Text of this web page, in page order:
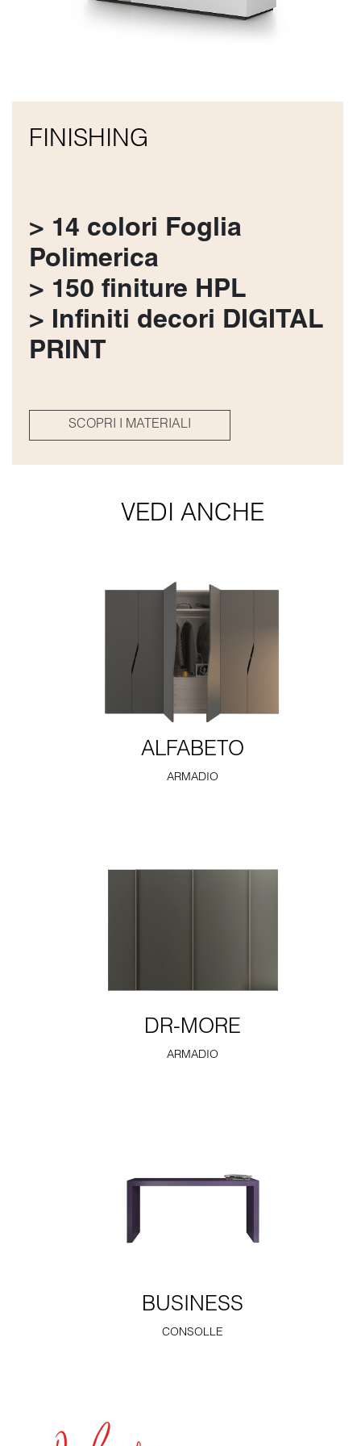
FINISHING
> 14 colori Foglia
Polimerica
> 150 finiture HPL
> Infiniti decori DIGITAL
PRINT
SCOPRI I MATERIALI
VEDI ANCHE
ALFABETO
ARMADIO
DR-MORE
ARMADIO
BUSINESS
CONSOLLE